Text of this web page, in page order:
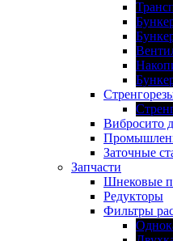
Вибросито
Заточные
Запчасти
Шнековые
Редукторы
Фильтры